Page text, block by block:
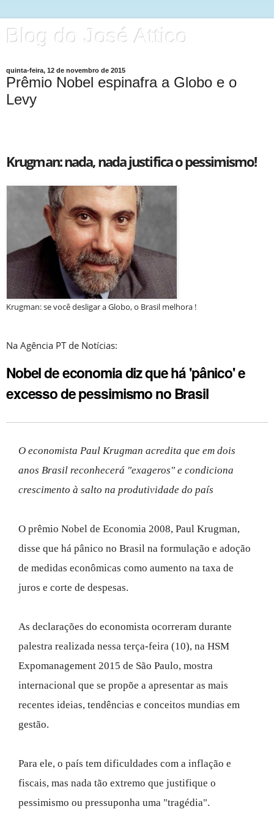
Blog do José Attico
quinta-feira, 12 de novembro de 2015
Prêmio Nobel espinafra a Globo e o
Levy
Krugman: nada, nada justifica o pessimismo!
Krugman: se você desligar a Globo, o Brasil melhora !
Na Agência PT de Notícias:
Nobel de economia diz que há 'pânico' e
excesso de pessimismo no Brasil
O economista Paul Krugman acredita que em dois
anos Brasil reconhecerá "exageros" e condiciona
crescimento à salto na produtividade do país
O prêmio Nobel de Economia 2008, Paul Krugman,
disse que há pânico no Brasil na formulação e adoção
de medidas econômicas como aumento na taxa de
juros e corte de despesas.
As declarações do economista ocorreram durante
palestra realizada nessa terça-feira (10), na HSM
Expomanagement 2015 de São Paulo, mostra
internacional que se propõe a apresentar as mais
recentes ideias, tendências e conceitos mundias em
gestão.
Para ele, o país tem dificuldades com a inflação e
fiscais, mas nada tão extremo que justifique o
pessimismo ou pressuponha uma "tragédia".